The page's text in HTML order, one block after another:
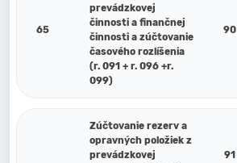
65
prevádzkovej
činnosti a finančnej
činnosti a zúčtovanie
časového rozlíšenia
(r. 091 + r. 096 +r.
099)
90
Zúčtovanie rezerv a
opravných položiek z
prevádzkovej
91